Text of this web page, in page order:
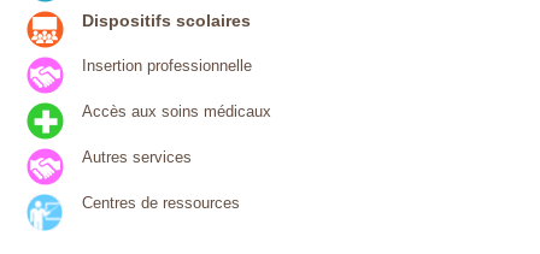
Dispositifs scolaires
Insertion professionnelle
Accès aux soins médicaux
Autres services
Centres de ressources